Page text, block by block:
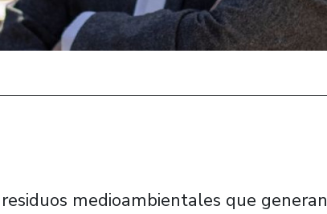
medioambientales que generan